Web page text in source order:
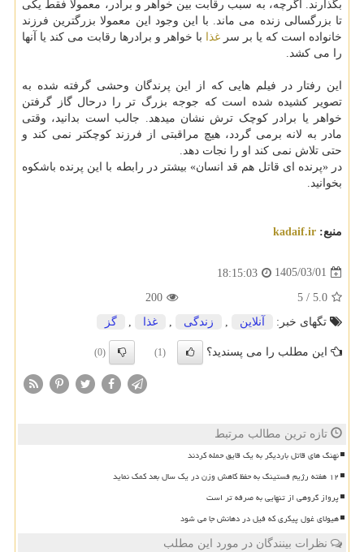
بگذارند. اگرچه، به سبب رقابت بین خواهر و برادر، معمولا فقط یکی
تا بزرگسالی زنده می ماند. با این وجود این معمولا بزرگترین فرزند
خانواده است که یا بر سر غذا با خواهر و برادرها رقابت می کند یا آنها
را می کشد.
این رفتار در فیلم هایی که از این پرندگان وحشی گرفته شده به
تصویر کشیده شده است که جوجه بزرگ تر را درحال گاز گرفتن
خواهر یا برادر کوچک ترش نشان میدهد. جالب است بدانید، وقتی
مادر به لانه برمی گردد، هیچ مراقبتی از فرزند کوچکتر نمی کند و
حتی تلاش نمی کند او را نجات دهد.
در «پرنده ای قاتل هم قد انسان» بیشتر در رابطه با این پرنده باشکوه
بخوانید.
منبع: kadaif.ir
1405/03/01
18:15:03
5.0
/
5
200
تگهای خبر:
آنلاین زندگی غذا گز
این مطلب را می پسندید؟ (1)
(0)
تازه ترین مطالب مرتبط
نهنگ های قاتل باردیگر به یک قایق حمله کردند
۱۲ هفته رژیم فستینگ به حفظ کاهش وزن در یک سال بعد کمک نماید
پرواز گروهی از تنهایی به صرفه تر است
هیولای غول پیکری که فیل در دهانش جا می شود
نظرات بینندگان در مورد این مطلب